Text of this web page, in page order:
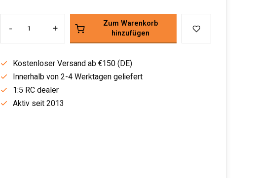
- +
Zum Warenkorb
hinzufügen
Kostenloser Versand ab €150 (DE)
Innerhalb von 2-4 Werktagen geliefert
1:5 RC dealer
Aktiv seit 2013